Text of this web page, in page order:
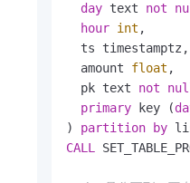
day text not
hour int ,
  ts timestamptz,
  amount
float ,
  pk text
not
primary key (
) partition by
CALL